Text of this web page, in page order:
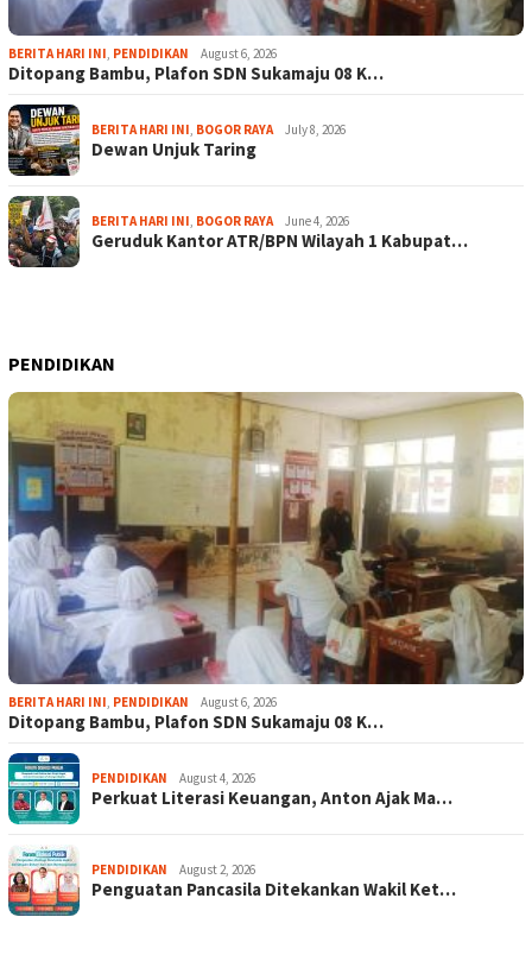
BERITA HARI INI, PENDIDIKAN August 6, 2026
Ditopang Bambu, Plafon SDN Sukamaju 08 K…
BERITA HARI INI, BOGOR RAYA July 8, 2026
Dewan Unjuk Taring
BERITA HARI INI, BOGOR RAYA June 4, 2026
Geruduk Kantor ATR/BPN Wilayah 1 Kabupat…
PENDIDIKAN
BERITA HARI INI, PENDIDIKAN August 6, 2026
Ditopang Bambu, Plafon SDN Sukamaju 08 K…
PENDIDIKAN August 4, 2026
Perkuat Literasi Keuangan, Anton Ajak Ma…
PENDIDIKAN August 2, 2026
Penguatan Pancasila Ditekankan Wakil Ket…